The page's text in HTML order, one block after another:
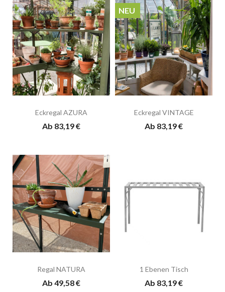
Eckregal AZURA
Ab 83,19 €
Eckregal VINTAGE
Ab 83,19 €
NEU
Regal NATURA
Ab 49,58 €
1 Ebenen Tisch
Ab 83,19 €